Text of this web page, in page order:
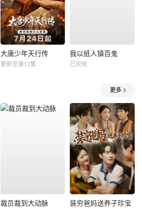
大唐少年天行传
更新至第12集
我以纸人镇百鬼
已完结
更多
裁员裁到大动脉 装穷爸妈送养子珍宝